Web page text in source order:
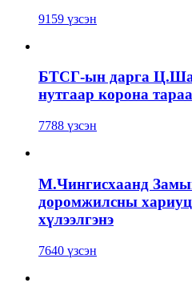
9159 үзсэн
БТСГ-ын дарга
нутгаар корона
7788 үзсэн
М.Чингисхаанд
доромжилсны
хүлээлгэнэ
7640 үзсэн